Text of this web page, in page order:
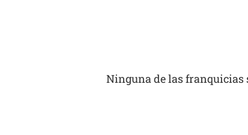
Ninguna de las franquicias